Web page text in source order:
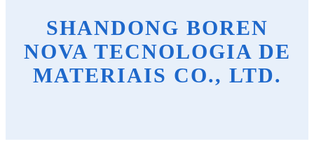
SHANDONG BOREN
NOVA TECNOLOGIA DE
MATERIAIS CO., LTD.